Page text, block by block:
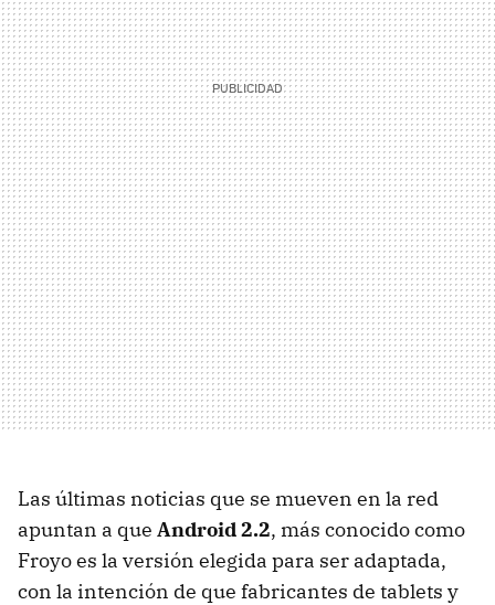
Las últimas noticias que se mueven en la red
apuntan a que Android 2.2, más conocido como
Froyo es la versión elegida para ser adaptada,
con la intención de que fabricantes de tablets y